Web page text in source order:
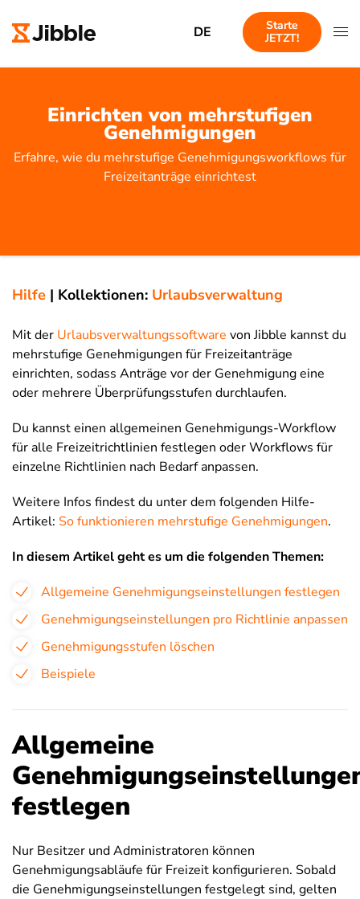
DE
Starte
JETZT!
Einrichten von mehrstufigen
Genehmigungen
Erfahre, wie du mehrstufige Genehmigungsworkflows für
Freizeitanträge einrichtest
Hilfe | Kollektionen: Urlaubsverwaltung
Mit der Urlaubsverwaltungssoftware von Jibble kannst du
mehrstufige Genehmigungen für Freizeitanträge
einrichten, sodass Anträge vor der Genehmigung eine
oder mehrere Überprüfungsstufen durchlaufen.
Du kannst einen allgemeinen Genehmigungs-Workflow
für alle Freizeitrichtlinien festlegen oder Workflows für
einzelne Richtlinien nach Bedarf anpassen.
Weitere Infos findest du unter dem folgenden Hilfe-
Artikel: So funktionieren mehrstufige Genehmigungen.
In diesem Artikel geht es um die folgenden Themen:
Allgemeine Genehmigungseinstellungen festlegen
Genehmigungseinstellungen pro Richtlinie anpassen
Genehmigungsstufen löschen
Beispiele
Allgemeine
festlegen
Nur Besitzer und Administratoren können
Genehmigungsabläufe für Freizeit konfigurieren. Sobald
die Genehmigungseinstellungen festgelegt sind, gelten